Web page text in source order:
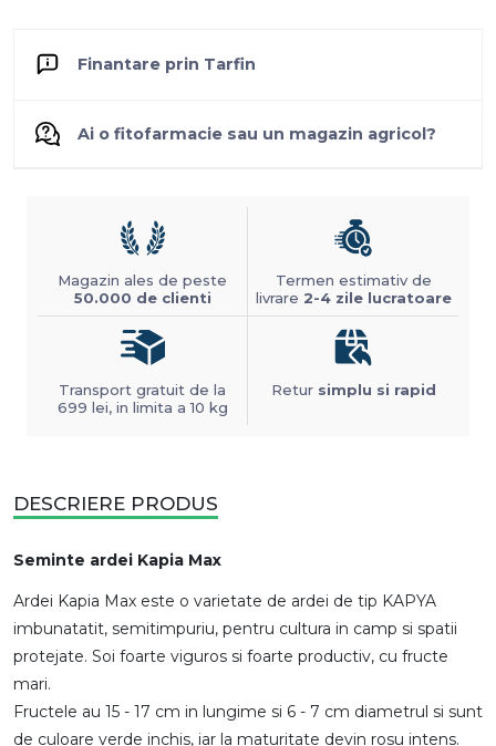
Finantare prin Tarfin
Ai o fitofarmacie sau un magazin agricol?
Magazin ales de peste
50.000 de clienti
Termen estimativ de
livrare 2-4 zile lucratoare
Transport gratuit de la
699 lei, in limita a 10 kg
Retur simplu si rapid
DESCRIERE PRODUS
Seminte ardei Kapia Max
Ardei Kapia Max este o varietate de ardei de tip KAPYA
imbunatatit, semitimpuriu, pentru cultura in camp si spatii
protejate. Soi foarte viguros si foarte productiv, cu fructe
mari.
Fructele au 15 - 17 cm in lungime si 6 - 7 cm diametrul si sunt
de culoare verde inchis, iar la maturitate devin rosu intens.